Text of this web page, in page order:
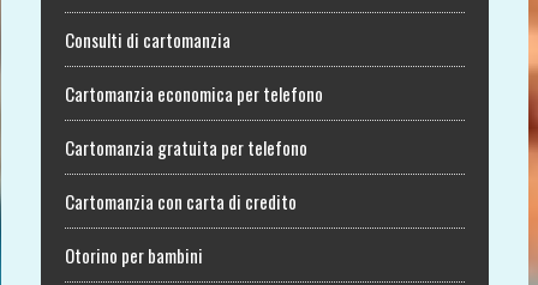
Consulti di cartomanzia
Cartomanzia economica per telefono
Cartomanzia gratuita per telefono
Cartomanzia con carta di credito
Otorino per bambini